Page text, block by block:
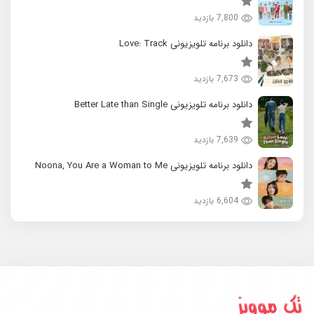
7,800 بازدید
دانلود برنامه تلویزیونی Love: Track
7,673 بازدید
دانلود برنامه تلویزیونی Better Late than Single
7,639 بازدید
دانلود برنامه تلویزیونی Noona, You Are a Woman to Me
6,604 بازدید